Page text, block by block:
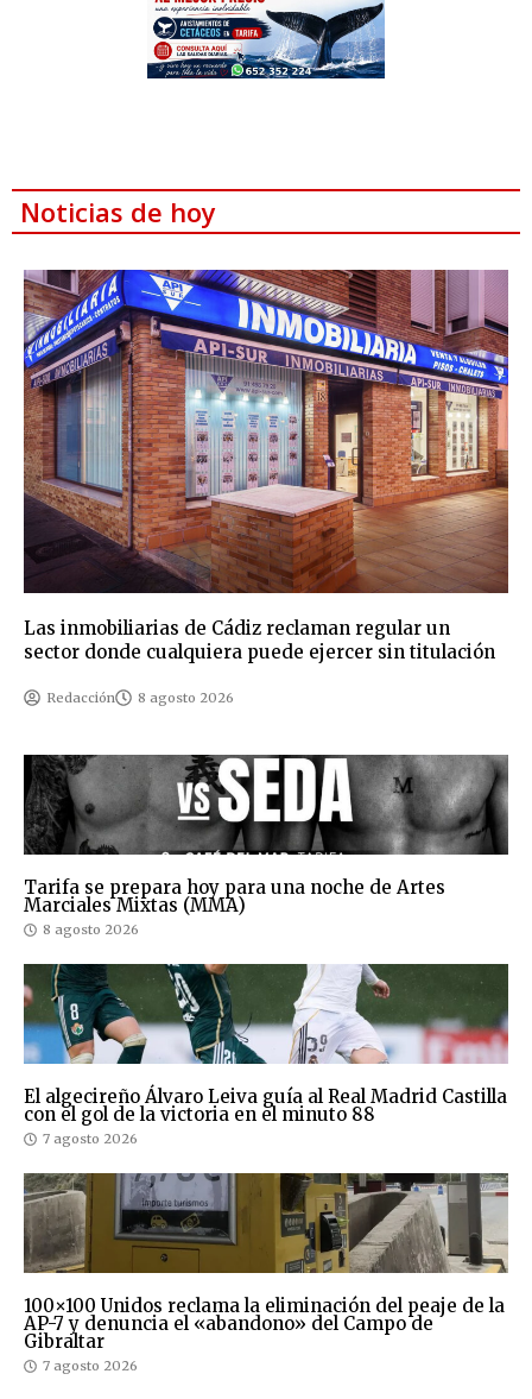
Noticias de hoy
Las inmobiliarias de Cádiz reclaman regular un
sector donde cualquiera puede ejercer sin titulación
Redacción 8 agosto 2026
Tarifa se prepara hoy para una noche de Artes
Marciales Mixtas (MMA)
8 agosto 2026
El algecireño Álvaro Leiva guía al Real Madrid Castilla
con el gol de la victoria en el minuto 88
7 agosto 2026
100×100 Unidos reclama la eliminación del peaje de la
AP-7 y denuncia el «abandono» del Campo de
Gibraltar
7 agosto 2026